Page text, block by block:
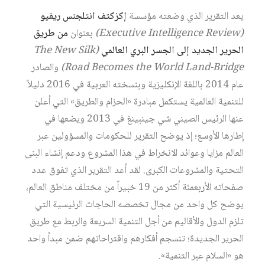
يعد التقرير الذي وضعته مؤسسة إكزكتف انتلجنس ريفيو
(Executive Intelligence Review)
بعنوان من طريق
الحرير الجديد إلى الجسر البري العالمي (The New Silk
Road Becomes the World Land-Bridge) والصادر
عام 2014 باللغة الإنكليزية وبنسخته العربية في 2016 دليلاً
للتنمية العالمية يستكمل مبادرة «الحزام والطريق» التي أعلن
عنها الرئيس الصيني شي جينبينغ في 2013 ويضعها في
إطارها الأوسع؛ إذ يوضح التقرير للحكومات والمسؤولين عبر
العالم مزايا وعوائد الانخراط في هذا المشروع ودعم إنشاء البنى
التحتية والمشروعات الكبرى. لقد أعد التقرير الذي تفوق عدد
صفحاته الأربعمئة أكثر من 19 خبيراً من مختلف مناطق العالم،
يوضح كل واحد من مجال تخصصه الحاجات الرئيسية التي
تلزم الدول والأقاليم من أجل التنمية السريعة والربط مع طريق
الحرير الجديدة؛ تنسجم أفكارهم واقتراحاتهم ضمن مبدأ واحد
هو «السلام عبر التنمية».